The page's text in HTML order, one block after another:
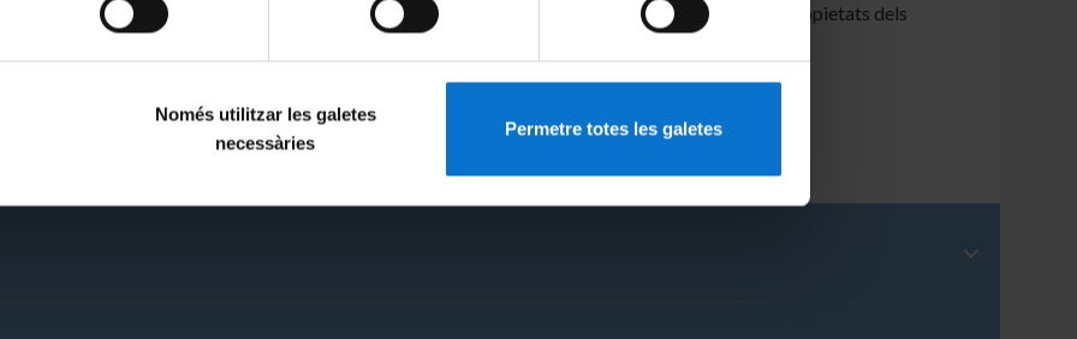
Només utilitzar les galetes
necessàries
Permetre totes les galetes
amb partícules micro o nanomètriques incrustades, que poden contribuir a la modificació de propietats dels
i nano per a la seva aplicació en sensors o dispositius magnètics.
ordenades mitjançant líquids iònics (RTIL, DES). Preparació de nanoestructures multifuncionals.
per a aplicacions intra-extracel·lulars.